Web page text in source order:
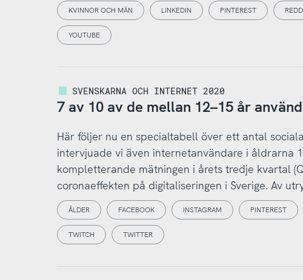
KVINNOR OCH MÄN LINKEDIN PINTEREST
YOUTUBE
SVENSKARNA OCH INTERNET 2020
7 av 10 av de mellan 12–15 år
Här följer nu en specialtabell över ett antal
intervjuade vi även internetanvändare i åldrarna
kompletterande mätningen i årets tredje kvartal
coronaeffekten på digitaliseringen i Sverige. Av
ÅLDER FACEBOOK INSTAGRAM PINTEREST
TWITCH TWITTER